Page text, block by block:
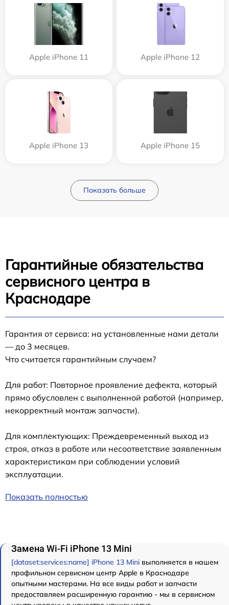
Apple iPhone 11 Apple iPhone 12
Apple iPhone 13 Apple iPhone 15
Показать больше
Гарантийные обязательства
сервисного центра в
Краснодаре
Гарантия от сервиса: на установленные нами детали
— до 3 месяцев.
Что считается гарантийным случаем?
Для работ: Повторное проявление дефекта, который
прямо обусловлен с выполненной работой (например,
некорректный монтаж запчасти).
Для комплектующих: Преждевременный выход из
строя, отказ в работе или несоответствие заявленным
характеристикам при соблюдении условий
эксплуатации.
Показать полностью
Замена Wi-Fi iPhone 13 Mini
[dataset:services:name] iPhone 13 Mini выполняется в нашем
профильном сервисном центр Apple в Краснодаре
опытными мастерами. На все виды работ и запчасти
предоставляем расширенную гарантию - мы в сервисном